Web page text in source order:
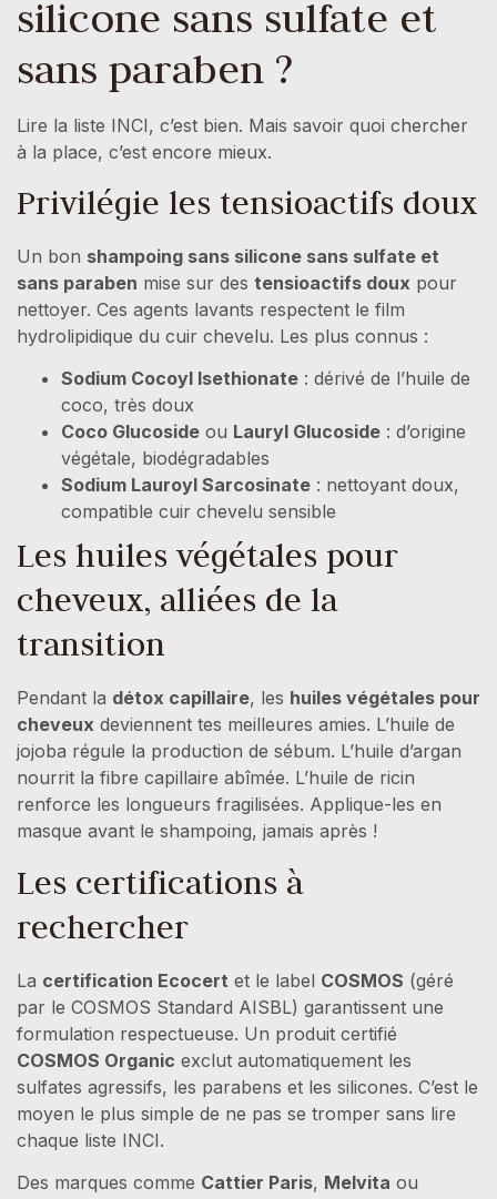
silicone sans sulfate et
sans paraben ?
Lire la liste INCI, c’est bien. Mais savoir quoi chercher
à la place, c’est encore mieux.
Privilégie les tensioactifs doux
Un bon shampoing sans silicone sans sulfate et
sans paraben mise sur des tensioactifs doux pour
nettoyer. Ces agents lavants respectent le film
hydrolipidique du cuir chevelu. Les plus connus :
Sodium Cocoyl Isethionate : dérivé de l’huile de
coco, très doux
Coco Glucoside ou Lauryl Glucoside : d’origine
végétale, biodégradables
Sodium Lauroyl Sarcosinate : nettoyant doux,
compatible cuir chevelu sensible
Les huiles végétales pour
cheveux, alliées de la
transition
Pendant la détox capillaire, les huiles végétales pour
cheveux deviennent tes meilleures amies. L’huile de
jojoba régule la production de sébum. L’huile d’argan
nourrit la fibre capillaire abîmée. L’huile de ricin
renforce les longueurs fragilisées. Applique-les en
masque avant le shampoing, jamais après !
Les certifications à
rechercher
La certification Ecocert et le label COSMOS (géré
par le COSMOS Standard AISBL) garantissent une
formulation respectueuse. Un produit certifié
COSMOS Organic exclut automatiquement les
sulfates agressifs, les parabens et les silicones. C’est le
moyen le plus simple de ne pas se tromper sans lire
chaque liste INCI.
Des marques comme Cattier Paris, Melvita ou